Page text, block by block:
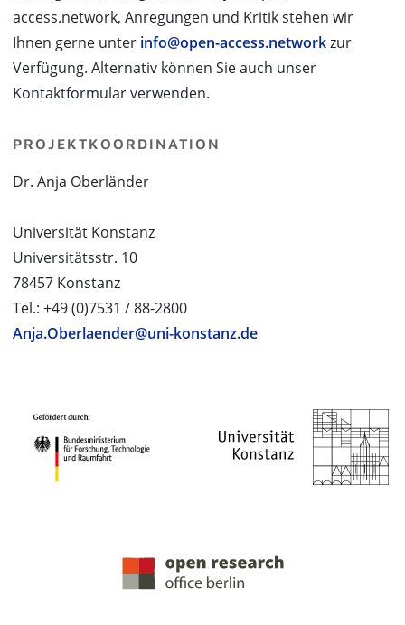
access.network, Anregungen und Kritik stehen wir
Ihnen gerne unter info@open-access.networkzur
Verfügung. Alternativ können Sie auch unser
Kontaktformular verwenden.
PROJEKTKOORDINATION
Dr. Anja Oberländer
Universität Konstanz
Universitätsstr. 10
78457 Konstanz
Tel.: +49 (0)7531 / 88-2800
Anja.Oberlaender@uni-konstanz.de